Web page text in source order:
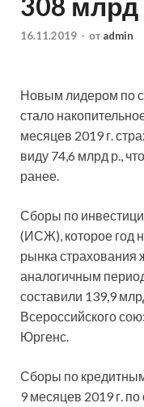
308 млрд
16.11.2019 - от admin
Новым лидером по
стало
месяцев 2019 г.
виду 74,6 млрд р.,
ранее.
Сборы по
(ИСЖ), которое год
рынка страхования
аналогичным
составили 139,9
Всероссийского
Юргенс.
Сборы по
9 месяцев 2019 г.